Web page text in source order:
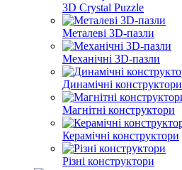
3D Crystal Puzzle
Металеві 3D-пазли
Механічні 3D-пазли
Динамічні конструктори
Магнітні конструктори
Керамічні конструктори
Різні конструктори